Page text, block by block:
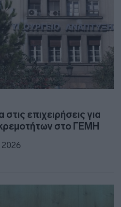
επιχειρήσεις για
στο ΓΕΜΗ
2026